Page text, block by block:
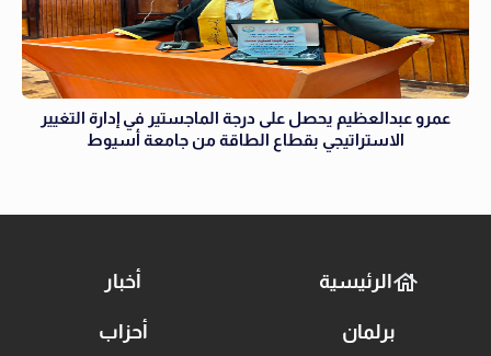
عمرو عبدالعظيم يحصل على درجة الماجستير في إدارة التغيير
الاستراتيجي بقطاع الطاقة من جامعة أسيوط
الرئيسية أخبار
برلمان أحزاب